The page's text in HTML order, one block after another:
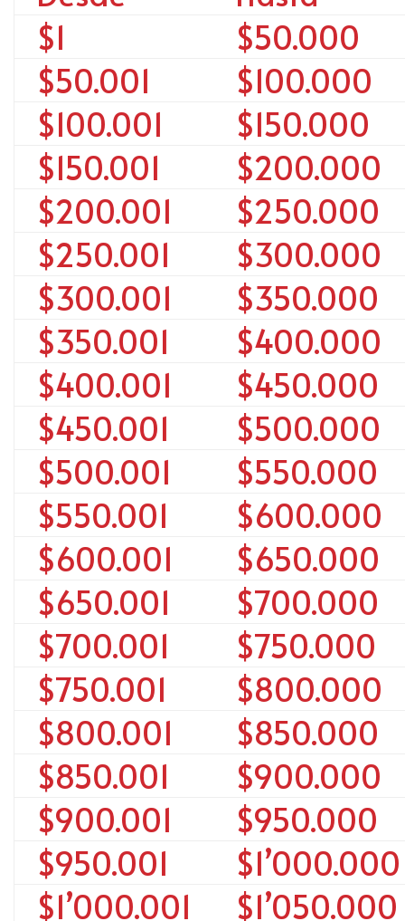
$1
$50.000
$50.001
$100.000
$100.001
$150.000
$150.001
$200.000
$200.001
$250.000
$250.001
$300.000
$300.001
$350.000
$350.001
$400.000
$400.001
$450.000
$450.001
$500.000
$500.001
$550.000
$550.001
$600.000
$600.001
$650.000
$650.001
$700.000
$700.001
$750.000
$750.001
$800.000
$800.001
$850.000
$850.001
$900.000
$900.001
$950.000
$950.001
$1’000.000
$1’000.001
$1’050.000